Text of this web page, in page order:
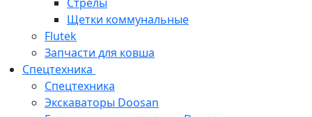
Щетки коммунальные
Flutek
Запчасти для ковша
Спецтехника
Спецтехника
Экскаваторы Doosan